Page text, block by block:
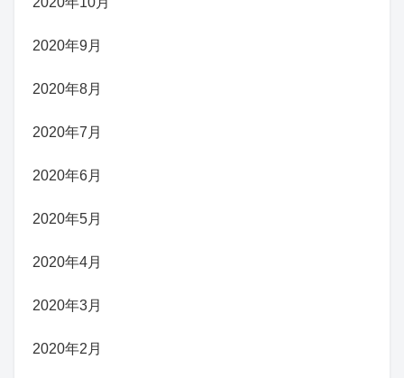
2020年9月
2020年8月
2020年7月
2020年6月
2020年5月
2020年4月
2020年3月
2020年2月